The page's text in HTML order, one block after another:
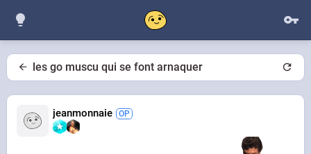
les go muscu qui se font arnaquer
jeanmonnaie